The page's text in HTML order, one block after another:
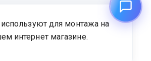
для монтажа на
интернет магазине.